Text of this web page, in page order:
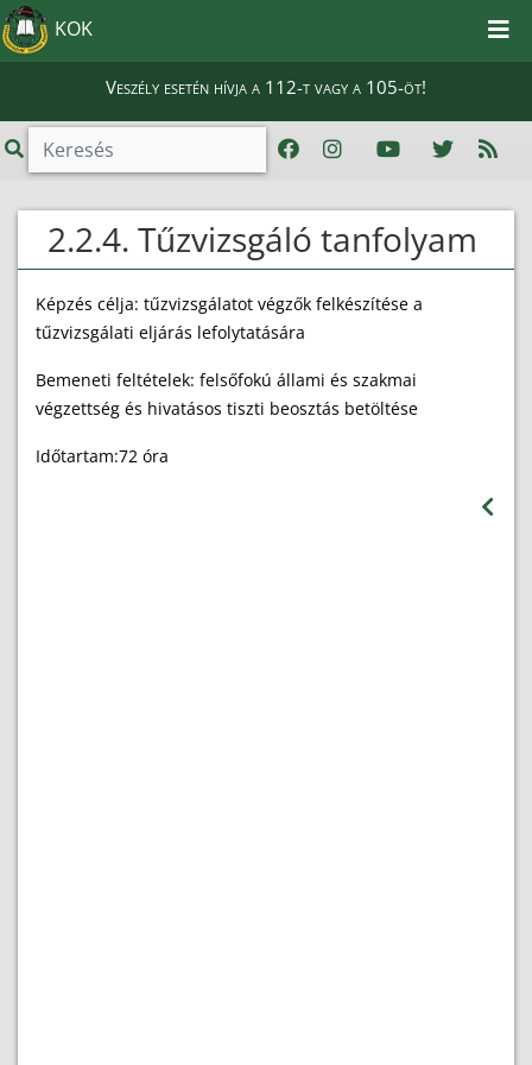
KOK
Veszély esetén hívja a 112-t vagy a 105-öt!
2.2.4. Tűzvizsgáló tanfolyam
Képzés célja: tűzvizsgálatot végzők felkészítése a
tűzvizsgálati eljárás lefolytatására
Bemeneti feltételek: felsőfokú állami és szakmai
végzettség és hivatásos tiszti beosztás betöltése
Időtartam:72 óra